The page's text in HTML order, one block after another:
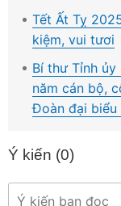
Tết Ất Tỵ
kiệm, vui tươi
Bí thư Tỉnh ủy
năm cán bộ,
Đoàn đại biểu
Ý kiến (0)